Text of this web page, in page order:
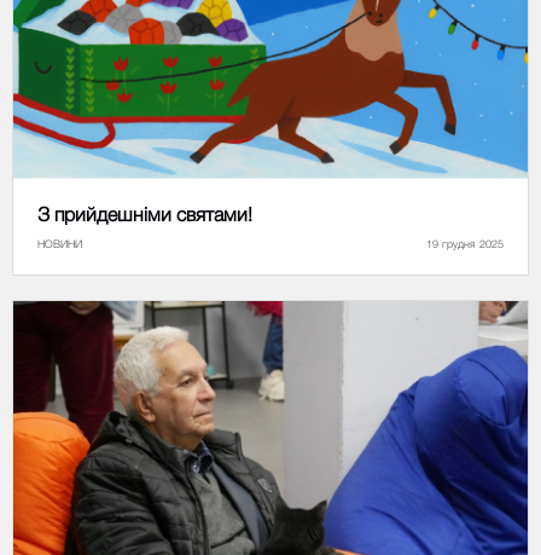
З прийдешніми святами!
НОВИНИ 19 грудня 2025